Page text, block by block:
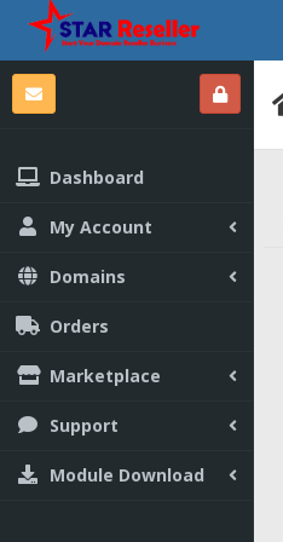
Dashboard
My Account
Domains
Orders
Marketplace
Support
Module Download